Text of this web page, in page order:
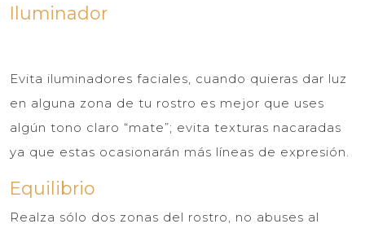
Iluminador
Evita iluminadores faciales, cuando quieras dar luz
en alguna zona de tu rostro es mejor que uses
algún tono claro “mate”; evita texturas nacaradas
ya que estas ocasionarán más líneas de expresión.
Equilibrio
Realza sólo dos zonas del rostro, no abuses al